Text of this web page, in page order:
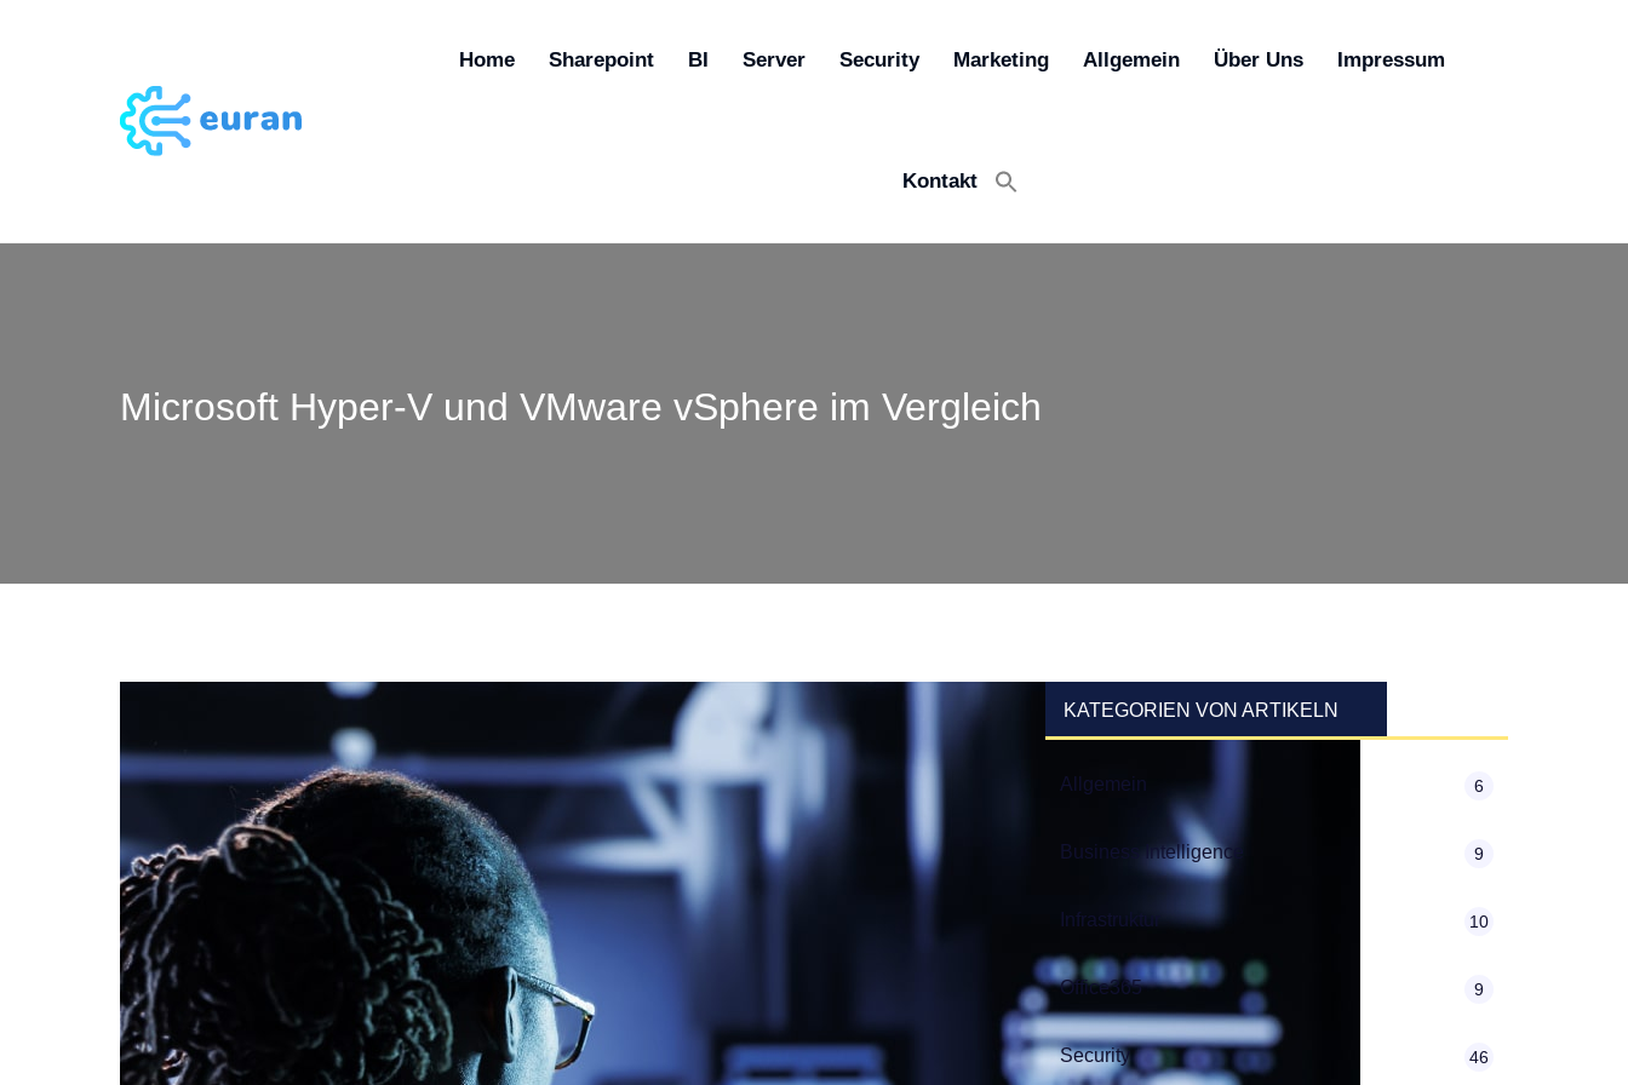
Home Sharepoint BI Server Security Marketing Allgemein Über Uns Impressum
Kontakt
Microsoft Hyper-V und VMware vSphere im Vergleich
KATEGORIEN VON ARTIKELN
Allgemein 6
Business Intelligence 9
Infrastruktur 10
Office365 9
Security 46